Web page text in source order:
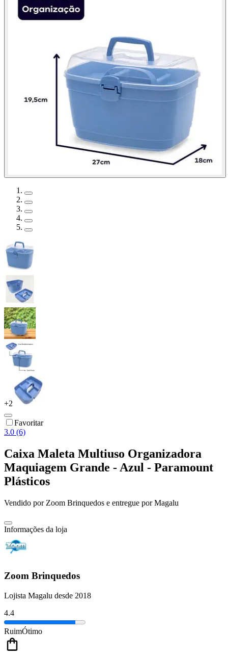
+2
Favoritar
3.0 (6)
Caixa Maleta Multiuso Organizadora
Maquiagem Grande - Azul - Paramount
Plásticos
Vendido por Zoom Brinquedos e entregue por Magalu
Informações da loja
Zoom Brinquedos
Lojista Magalu desde 2018
4.4
RuimÓtimo